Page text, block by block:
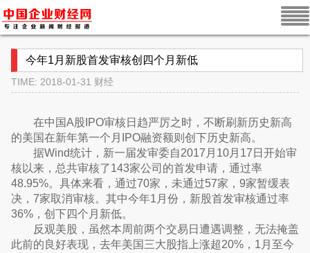
今年1月新股首发审核创四个月新低
TIME: 2018-01-31 财经
在中国A股IPO审核日趋严厉之时，不断刷新历史新高
的美国在新年第一个月IPO融资额则创下历史新高。
据Wind统计，新一届发审委自2017月10月17日开始审
核以来，总共审核了143家公司的首发申请，通过率
48.95%。具体来看，通过70家，未通过57家，9家暂缓表
决，7家取消审核。其中今年1月份，新股首发审核通过率
36%，创下四个月新低。
反观美股，虽然本周前两个交易日遭遇调整，无法掩盖
此前的良好表现，去年美国三大股指上涨超20%，1月至今